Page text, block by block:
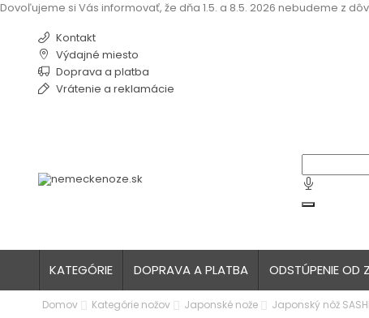
Dovoľujeme si Vás informovať, že dňa 1.5. a 8.5. 2026 nebudeme z
Kontakt
Výdajné miesto
Doprava a platba
Vrátenie a reklamácie
KATEGÓRIE DOPRAVA A PLATBA ODSTÚPENIE OD
Domov Kategórie nožov Japonské nože Japonský nôž